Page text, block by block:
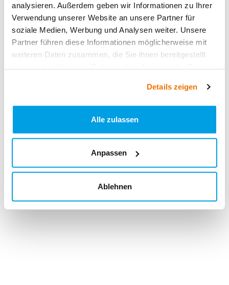
analysieren. Außerdem geben wir Informationen zu Ihrer
Verwendung unserer Website an unsere Partner für
soziale Medien, Werbung und Analysen weiter. Unsere
Partner führen diese Informationen möglicherweise mit
weiteren Daten zusammen, die Sie ihnen bereitgestellt
Details zeigen
Alle zulassen
Anpassen
Ablehnen